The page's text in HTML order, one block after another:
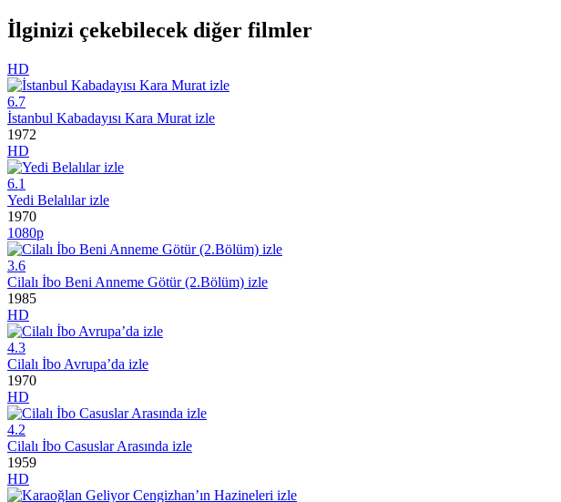
İlginizi çekebilecek diğer filmler
HD
6.7
İstanbul Kabadayısı Kara Murat izle
1972
HD
6.1
Yedi Belalılar izle
1970
1080p
3.6
Cilalı İbo Beni Anneme Götür (2.Bölüm) izle
1985
HD
4.3
Cilalı İbo Avrupa’da izle
1970
HD
4.2
Cilalı İbo Casuslar Arasında izle
1959
HD